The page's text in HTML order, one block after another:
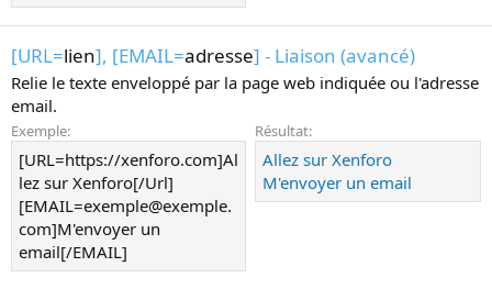
[URL=lien], [EMAIL=adresse] - Liaison (avancé)
Relie le texte enveloppé par la page web indiquée ou l'adresse
email.
Exemple:
[URL=https://xenforo.com]Al
lez sur Xenforo[/Url]
[EMAIL=exemple@exemple.
com]M'envoyer un
email[/EMAIL]
Résultat:
Allez sur Xenforo
M'envoyer un email